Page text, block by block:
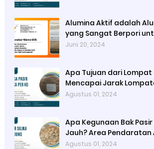
Alumina Aktif adalah
yang Sangat Berpori
Meningkatkan Luas
Juni 20, 2024
Apa Tujuan dari Lompat
Mencapai Jarak
Mungkin pada Bak
Agustus 01, 2024
Apa Kegunaan Bak
Jauh? Area
Jauh
Agustus 01, 2024